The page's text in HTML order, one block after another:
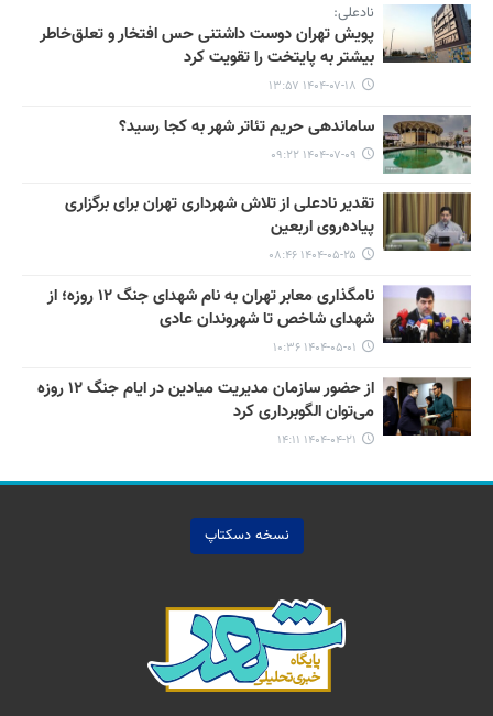
نادعلی:
پویش تهران دوست داشتنی حس افتخار و تعلق‌خاطر
بیشتر به پایتخت را تقویت کرد
۱۴۰۴-۰۷-۱۸ ۱۳:۵۷
ساماندهی حریم تئاتر شهر به کجا رسید؟
۱۴۰۴-۰۷-۰۹ ۰۹:۲۲
تقدیر نادعلی از تلاش شهرداری تهران برای برگزاری
پیاده‌روی اربعین
۱۴۰۴-۰۵-۲۵ ۰۸:۴۶
نامگذاری معابر تهران به نام شهدای جنگ ۱۲ روزه؛ از
شهدای شاخص تا شهروندان عادی
۱۴۰۴-۰۵-۰۱ ۱۰:۳۶
از حضور سازمان مدیریت میادین در ایام جنگ ۱۲ روزه
می‌توان الگوبرداری کرد
۱۴۰۴-۰۴-۲۱ ۱۴:۱۱
نسخه دسکتاپ